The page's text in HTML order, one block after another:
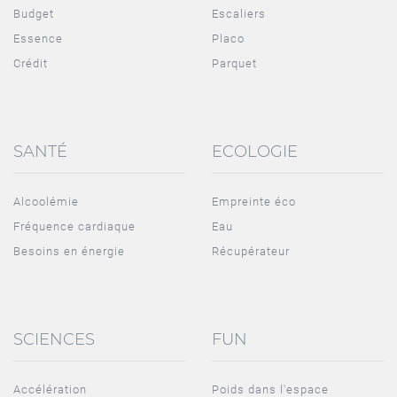
Budget
Essence
Crédit
Escaliers
Placo
Parquet
SANTÉ
Alcoolémie
Fréquence cardiaque
Besoins en énergie
ECOLOGIE
Empreinte éco
Eau
Récupérateur
SCIENCES
Accélération
FUN
Poids dans l'espace